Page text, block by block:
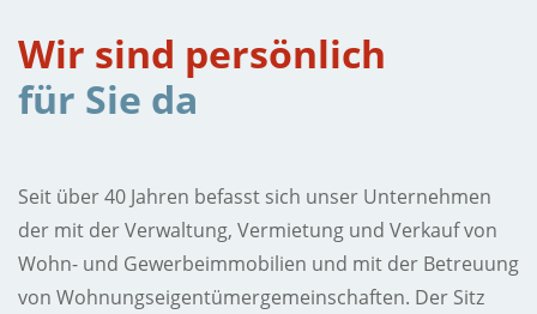
Wir sind persönlich
für Sie da
Seit über 40 Jahren befasst sich unser Unternehmen
der mit der Verwaltung, Vermietung und Verkauf von
Wohn- und Gewerbeimmobilien und mit der Betreuung
von Wohnungseigentümergemeinschaften. Der Sitz